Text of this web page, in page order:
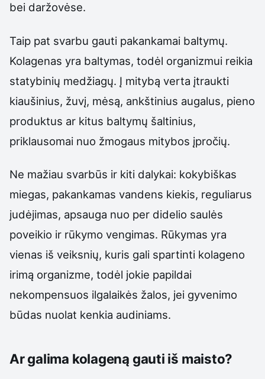
bei daržovėse.
Taip pat svarbu gauti pakankamai baltymų.
Kolagenas yra baltymas, todėl organizmui reikia
statybinių medžiagų. Į mitybą verta įtraukti
kiaušinius, žuvį, mėsą, ankštinius augalus, pieno
produktus ar kitus baltymų šaltinius,
priklausomai nuo žmogaus mitybos įpročių.
Ne mažiau svarbūs ir kiti dalykai: kokybiškas
miegas, pakankamas vandens kiekis, reguliarus
judėjimas, apsauga nuo per didelio saulės
poveikio ir rūkymo vengimas. Rūkymas yra
vienas iš veiksnių, kuris gali spartinti kolageno
irimą organizme, todėl jokie papildai
nekompensuos ilgalaikės žalos, jei gyvenimo
būdas nuolat kenkia audiniams.
Ar galima kolageną gauti iš maisto?